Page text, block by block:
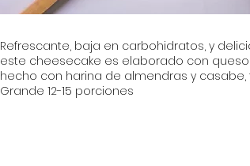
Refrescante, baja en carbohidratos, y
este cheesecake es elaborado con
hecho con harina de almendras y
Grande 12-15 porciones